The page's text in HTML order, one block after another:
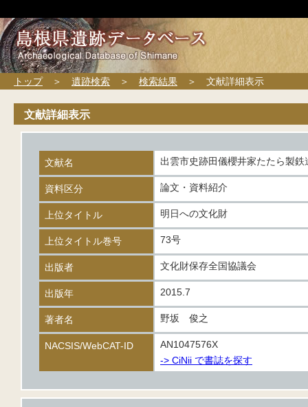
トップ＞ 遺跡検索 ＞ 検索結果 ＞ 文献詳細表示
文献詳細表示
文献名 出雲市史跡田儀櫻井家たたら製
資料区分 論文・資料紹介
上位タイトル 明日への文化財
上位タイトル巻号 73号
出版者 文化財保存全国協議会
出版年 2015.7
著者名 野坂 俊之
NACSIS/WebCAT-ID
AN1047576X
-> CiNii で書誌を探す